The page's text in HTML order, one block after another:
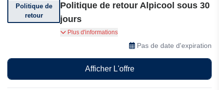
Politique de
retour
Politique de retour Alpicool sous 30
jours
Vous pouvez retourner votre commande dans
les 30 jours suivant la date d'achat auprès
Plus d'informations
Pas de date d'expiration
Afficher L'offre